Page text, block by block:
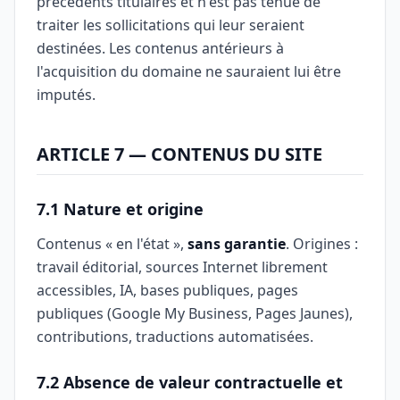
traiter les sollicitations qui leur seraient
destinées. Les contenus antérieurs à
l'acquisition du domaine ne sauraient lui être
imputés.
ARTICLE 7 — CONTENUS DU SITE
7.1 Nature et origine
Contenus « en l'état », sans garantie. Origines :
travail éditorial, sources Internet librement
accessibles, IA, bases publiques, pages
publiques (Google My Business, Pages Jaunes),
contributions, traductions automatisées.
7.2 Absence de valeur contractuelle et